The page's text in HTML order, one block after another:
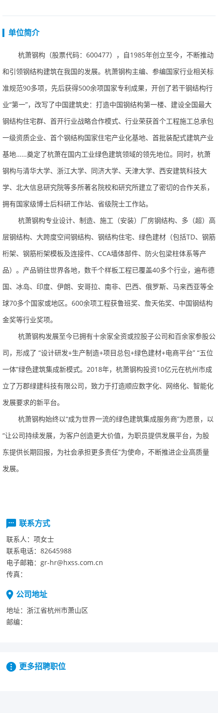
单位简介
杭萧钢构（股票代码：600477），自1985年创立至今，不断推动
和引领钢结构建筑在我国的发展。杭萧钢构主编、参编国家行业相关标
准规范90多项，先后获得500余项国家专利成果，开创了若干钢结构行
业“第一”，改写了中国建筑史：打造中国钢结构第一楼、建设全国最大
钢结构住宅群、首开行业战略合作模式、行业荣获首个工程施工总承包
一级资质企业、首个钢结构国家住宅产业化基地、首批装配式建筑产业
基地……奠定了杭萧在国内工业绿色建筑领域的领先地位。同时，杭萧
钢构与清华大学、浙江大学、同济大学、天津大学、西安建筑科技大
学、北大信息研究院等多所著名院校和研究所建立了密切的合作关系，
拥有国家级博士后科研工作站、省级院士工作站。
杭萧钢构专业设计、制造、施工（安装）厂房钢结构、多（超）高
层钢结构、大跨度空间钢结构、钢结构住宅、绿色建材（包括TD、钢筋
桁架、钢筋桁架模板及连接件、CCA墙体部件、防火包梁柱体系等产
品）。产品销往世界各地，数千个样板工程已覆盖40多个行业，遍布德
国、冰岛、印度、伊朗、安哥拉、南非、巴西、俄罗斯、马来西亚等全
球70多个国家或地区。600余项工程获鲁班奖、詹天佑奖、中国钢结构
金奖等行业奖项。
杭萧钢构发展至今已拥有十余家全资或控股子公司和百余家参股公
司，形成了“设计研发+生产制造+项目总包+绿色建材+电商平台”“五位
一体”绿色建筑集成新模式。2018年，杭萧钢构投资10亿元在杭州市成
立了万郡绿建科技有限公司，致力于打造顺应数字化、网络化、智能化
发展要求的新平台。
杭萧钢构始终以“成为世界一流的绿色建筑集成服务商”为愿景，以
“让公司持续发展，为客户创造更大价值，为职员提供发展平台，为股
东提供长期回报，为社会承担更多责任”为使命，不断推进企业高质量
发展。
联系方式
联系人： 项女士
联系电话： 82645988
电子邮箱： gr-hr@hxss.com.cn
传真：
公司地址
地址： 浙江省杭州市萧山区
邮编：
更多招聘职位